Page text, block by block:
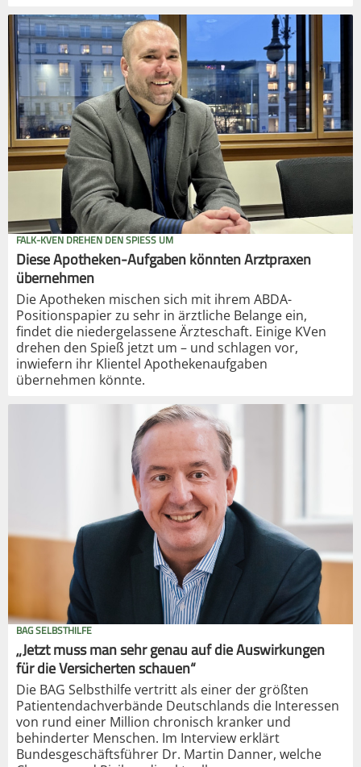
FALK-KVEN DREHEN DEN SPIESS UM
Diese Apotheken-Aufgaben könnten Arztpraxen
übernehmen
Die Apotheken mischen sich mit ihrem ABDA-
Positionspapier zu sehr in ärztliche Belange ein,
findet die niedergelassene Ärzteschaft. Einige KVen
drehen den Spieß jetzt um – und schlagen vor,
inwiefern ihr Klientel Apothekenaufgaben
übernehmen könnte.
BAG SELBSTHILFE
„Jetzt muss man sehr genau auf die Auswirkungen
für die Versicherten schauen“
Die BAG Selbsthilfe vertritt als einer der größten
Patientendachverbände Deutschlands die Interessen
von rund einer Million chronisch kranker und
behinderter Menschen. Im Interview erklärt
Bundesgeschäftsführer Dr. Martin Danner, welche